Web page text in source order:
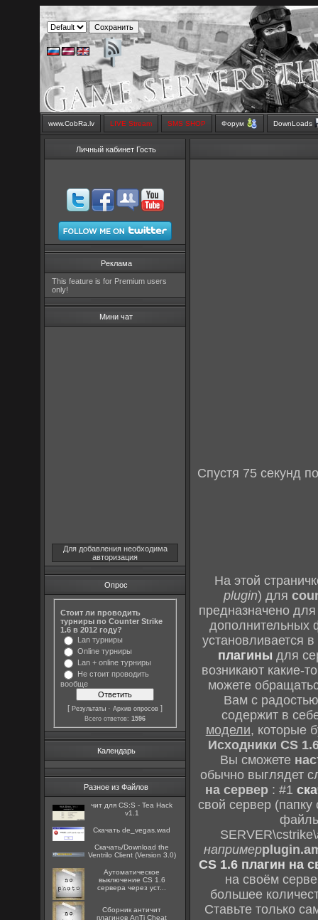
www.CobRa.lv LIVE Stream SMS SHOP Форум DownLoads
Личный кабинет Гость
Реклама
This feature is for Premium users
only!
Мини чат
Для добавления необходима
авторизация
Опрос
Стоит ли проводить
турниры по Counter Strike
1.6 в 2012 году?
Lan турниры
Online турниры
Lan + online турниры
Не стоит проводить
вообще
[Результаты ·Архив опросов ]
Всего ответов:1596
Календарь
Разное из Файлов
чит для CS:S - Tea Hack
v1.1
Скачать de_vegas.wad
Скачать/Download the
Ventrilo Client (Version 3.0)
Аутоматическое
выключение CS 1.6
сервера через уст...
Сборник античит
плагинов AnTi Cheat
Спустя 75 секунд
На этой
plugin) для
предназначено
дополнительных
установливается
плагины для
возникают какие-
можете
Вам с
содержит в
модели, которые
Исходники CS
Вы сможете
обычно выглядет
на сервер : #1
свой сервер
например
CS 1.6 плагин на
на своём
большее
Ставьте только